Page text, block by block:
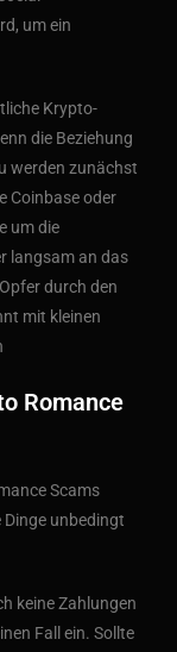
um ein
Krypto-
die Beziehung
werden zunächst
Coinbase oder
um die
langsam an das
durch den
mit kleinen
Romance
Scams
Dinge unbedingt
keine Zahlungen
Fall ein. Sollte